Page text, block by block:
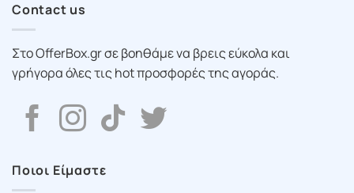
Contact us
Στο OfferBox.gr σε βοηθάμε να βρεις εύκολα και
γρήγορα όλες τις hot προσφορές της αγοράς.
Ποιοι Είμαστε